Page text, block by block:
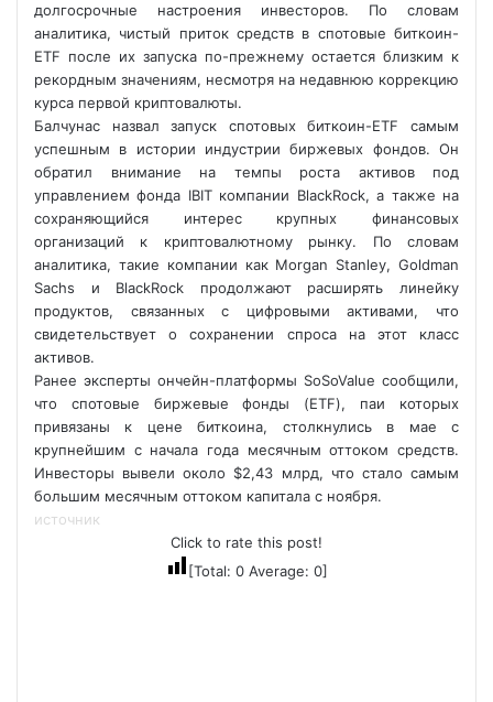
долгосрочные настроения инвесторов. По словам
аналитика, чистый приток средств в спотовые биткоин-
ETF после их запуска по-прежнему остается близким к
рекордным значениям, несмотря на недавнюю коррекцию
курса первой криптовалюты.
Балчунас назвал запуск спотовых биткоин-ETF самым
успешным в истории индустрии биржевых фондов. Он
обратил внимание на темпы роста активов под
управлением фонда IBIT компании BlackRock, а также на
сохраняющийся интерес крупных финансовых
организаций к криптовалютному рынку. По словам
аналитика, такие компании как Morgan Stanley, Goldman
Sachs и BlackRock продолжают расширять линейку
продуктов, связанных с цифровыми активами, что
свидетельствует о сохранении спроса на этот класс
активов.
Ранее эксперты ончейн-платформы SoSoValue сообщили,
что спотовые биржевые фонды (ETF), паи которых
привязаны к цене биткоина, столкнулись в мае с
крупнейшим с начала года месячным оттоком средств.
Инвесторы вывели около $2,43 млрд, что стало самым
большим месячным оттоком капитала с ноября.
источник
Click to rate this post!
[Total: 0Average: 0]